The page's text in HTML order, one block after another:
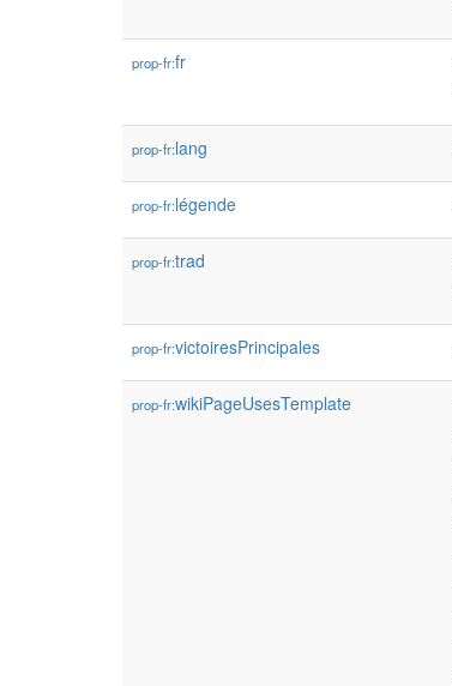
prop-fr:fr
prop-fr:lang
prop-fr:légende
prop-fr:trad
prop-fr:victoiresPrincipales
prop-fr:wikiPageUsesTemplate